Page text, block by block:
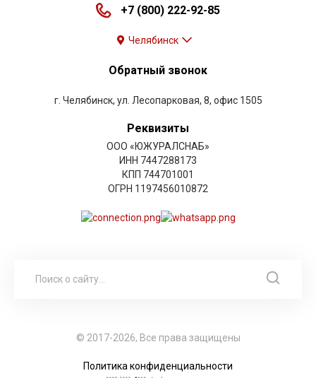
+7 (800) 222-92-85
Челябинск
Обратный звонок
г. Челябинск, ул. Лесопарковая, 8, офис 1505
Реквизиты
ООО «ЮЖУРАЛСНАБ»
ИНН 7447288173
КПП 744701001
ОГРН 1197456010872
© 2017-2026, Все права защищены
Политика конфиденциальности